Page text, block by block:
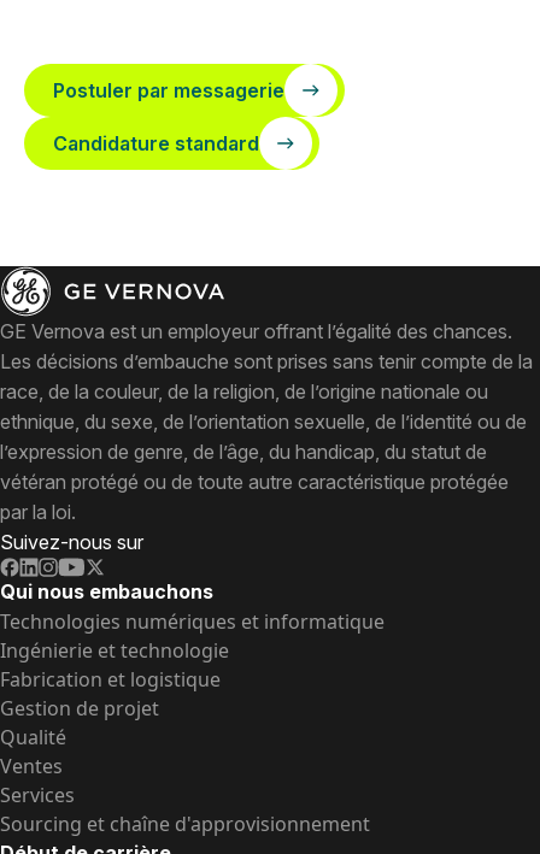
Postuler par messagerie
Candidature standard
GE Vernova est un employeur offrant l’égalité des chances.
Les décisions d’embauche sont prises sans tenir compte de la
race, de la couleur, de la religion, de l’origine nationale ou
ethnique, du sexe, de l’orientation sexuelle, de l’identité ou de
l’expression de genre, de l’âge, du handicap, du statut de
vétéran protégé ou de toute autre caractéristique protégée
par la loi.
Suivez-nous sur
Qui nous embauchons
Technologies numériques et informatique
Ingénierie et technologie
Fabrication et logistique
Gestion de projet
Qualité
Ventes
Services
Sourcing et chaîne d'approvisionnement